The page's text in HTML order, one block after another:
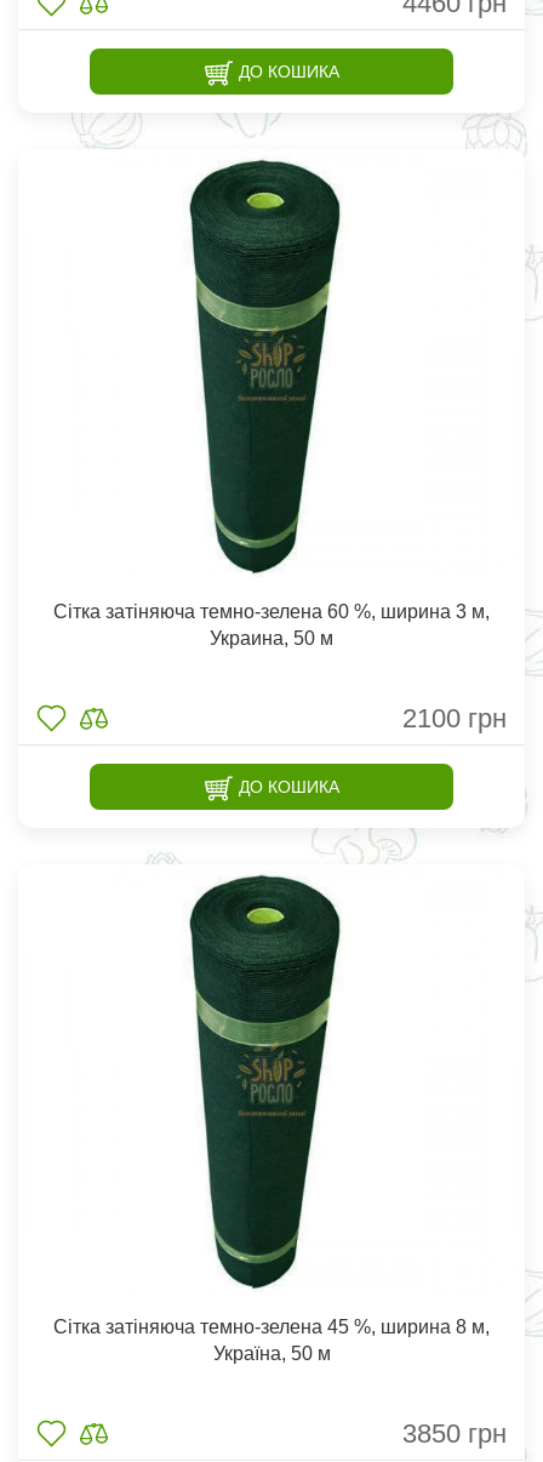
ДО КОШИКА
Сітка затіняюча темно-зелена 60 %, ширина 3 м,
Украина, 50 м
2100 грн
ДО КОШИКА
Сітка затіняюча темно-зелена 45 %, ширина 8 м,
Україна, 50 м
3850 грн